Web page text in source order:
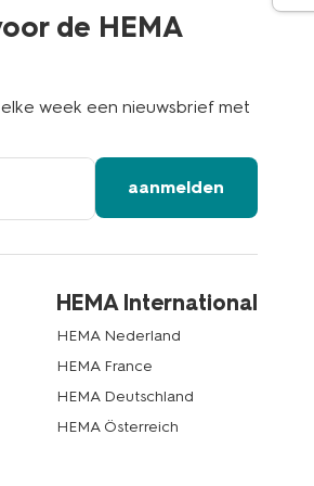
de HEMA
week een nieuwsbrief met
aanmelden
HEMA International
HEMA Nederland
HEMA France
HEMA Deutschland
HEMA Österreich